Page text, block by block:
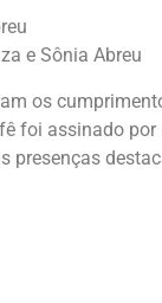
e Sônia Abreu
os
foi assinado por
presenças